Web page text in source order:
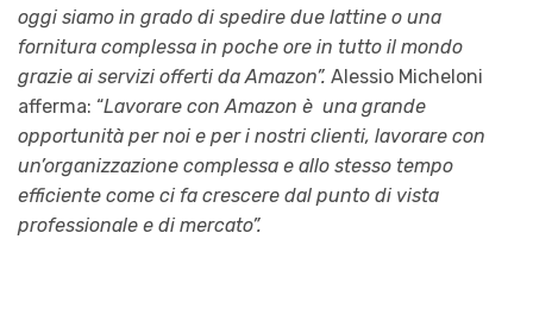
oggi siamo in grado di spedire due lattine o una
fornitura complessa in poche ore in tutto il mondo
grazie ai servizi offerti da Amazon”. Alessio Micheloni
afferma: “Lavorare con Amazon è una grande
opportunità per noi e per i nostri clienti, lavorare con
un’organizzazione complessa e allo stesso tempo
efficiente come ci fa crescere dal punto di vista
professionale e di mercato”.